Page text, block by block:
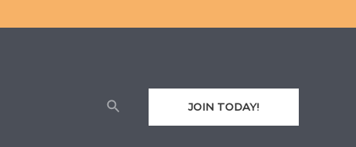
Cari JOIN TODAY!